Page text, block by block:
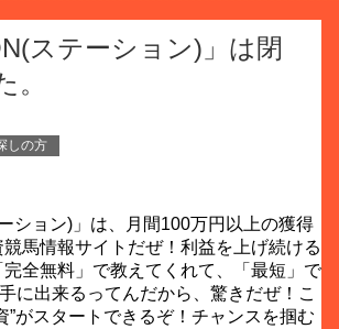
ステーション)」は閉
。
しの方
ション)」は、月間100万円以上の獲得
馬情報サイトだぜ！利益を上げ続ける
全無料」で教えてくれて、「最短」で
に出来るってんだから、驚きだぜ！こ
”がスタートできるぞ！チャンスを掴む